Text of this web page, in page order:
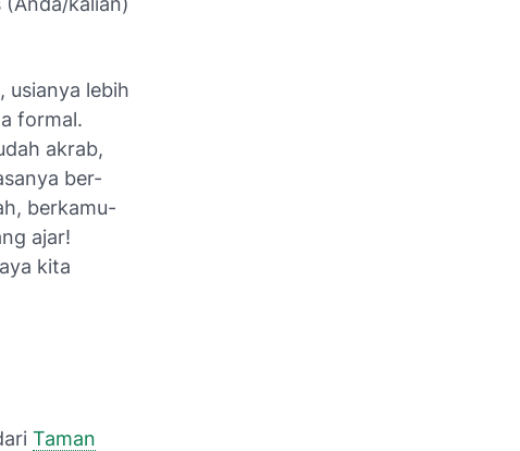
usianya lebih
formal.
akrab,
ber-
berkamu-
ajar!
kita
Taman